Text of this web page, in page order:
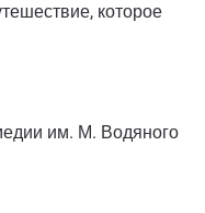
которое
им. М. Водяного